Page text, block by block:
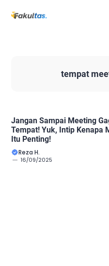
tempat
Jangan Sampai Meeting
Tempat! Yuk, Intip Kenapa
Itu Penting!
Reza H.
16/09/2025